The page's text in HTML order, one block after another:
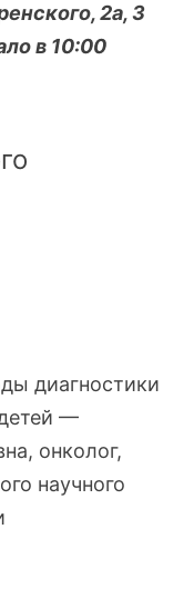
2а, 3
в 10:00
диагностики
—
онколог,
научного